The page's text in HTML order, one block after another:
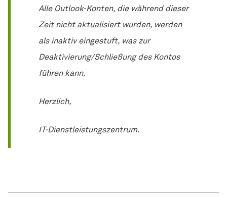
Alle Outlook-Konten, die während dieser
Zeit nicht aktualisiert wurden, werden
als inaktiv eingestuft, was zur
Deaktivierung/Schließung des Kontos
führen kann.
Herzlich,
IT-Dienstleistungszentrum.